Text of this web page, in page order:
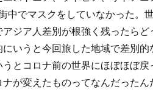
中でマスクをしていなかった。
ジア人差別が根強く残ったらど
いうと今回旅した地域で差別的
とコロナ前の世界にほぼほぼ戻
が変えたものってなんだったん